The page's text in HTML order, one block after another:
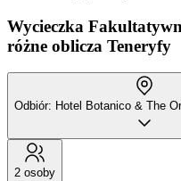
Wycieczka
różne oblicza Teneryfy
Odbiór: Hotel Botanico & The
2 osoby